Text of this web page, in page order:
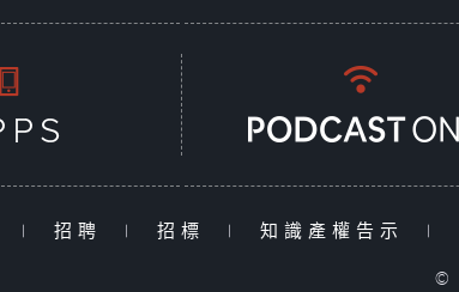
| 招聘 | 招標 | 知識產權告示 |
©